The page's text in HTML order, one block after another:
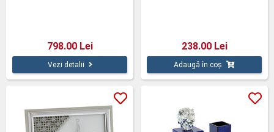
798.00 Lei
Vezi detalii
238.00 Lei
Adaugă în coș